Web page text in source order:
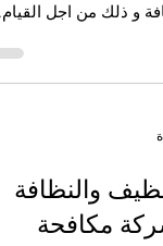
و ذلك من اجل
والنظافة
مكافحة